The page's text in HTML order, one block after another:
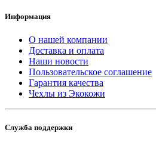
Информация
О нашей компании
Доставка и оплата
Наши новости
Пользовательское соглашение
Гарантия качества
Чехлы из Экокожи
Служба поддержки